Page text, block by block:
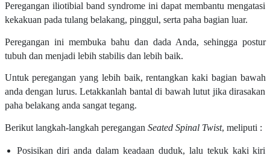
Peregangan iliotibial band syndrome ini dapat membantu mengatasi
kekakuan pada tulang belakang, pinggul, serta paha bagian luar.
Peregangan ini membuka bahu dan dada Anda, sehingga postur
tubuh dan menjadi lebih stabilis dan lebih baik.
Untuk peregangan yang lebih baik, rentangkan kaki bagian bawah
anda dengan lurus. Letakkanlah bantal di bawah lutut jika dirasakan
paha belakang anda sangat tegang.
Berikut langkah-langkah peregangan Seated Spinal Twist, meliputi :
Posisikan diri anda dalam keadaan duduk, lalu tekuk kaki kiri